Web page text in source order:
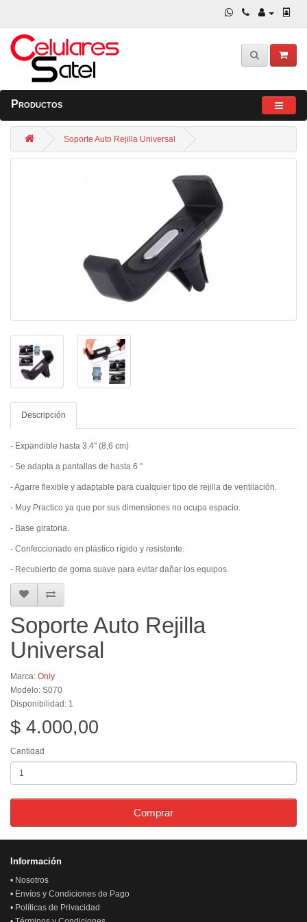
Productos
Soporte Auto Rejilla Universal
Descripción
- Expandible hasta 3.4" (8,6 cm)
- Se adapta a pantallas de hasta 6 "
- Agarre flexible y adaptable para cualquier tipo de rejilla de ventilación.
- Muy Practico ya que por sus dimensiones no ocupa espacio.
- Base giratoria.
- Confeccionado en plástico rígido y resistente.
- Recubierto de goma suave para evitar dañar los equipos.
Soporte Auto Rejilla
Universal
Marca: Only
Modelo: S070
Disponibilidad: 1
$ 4.000,00
Cantidad
Comprar
Información
• Nosotros
• Envíos y Condiciones de Pago
• Políticas de Privacidad